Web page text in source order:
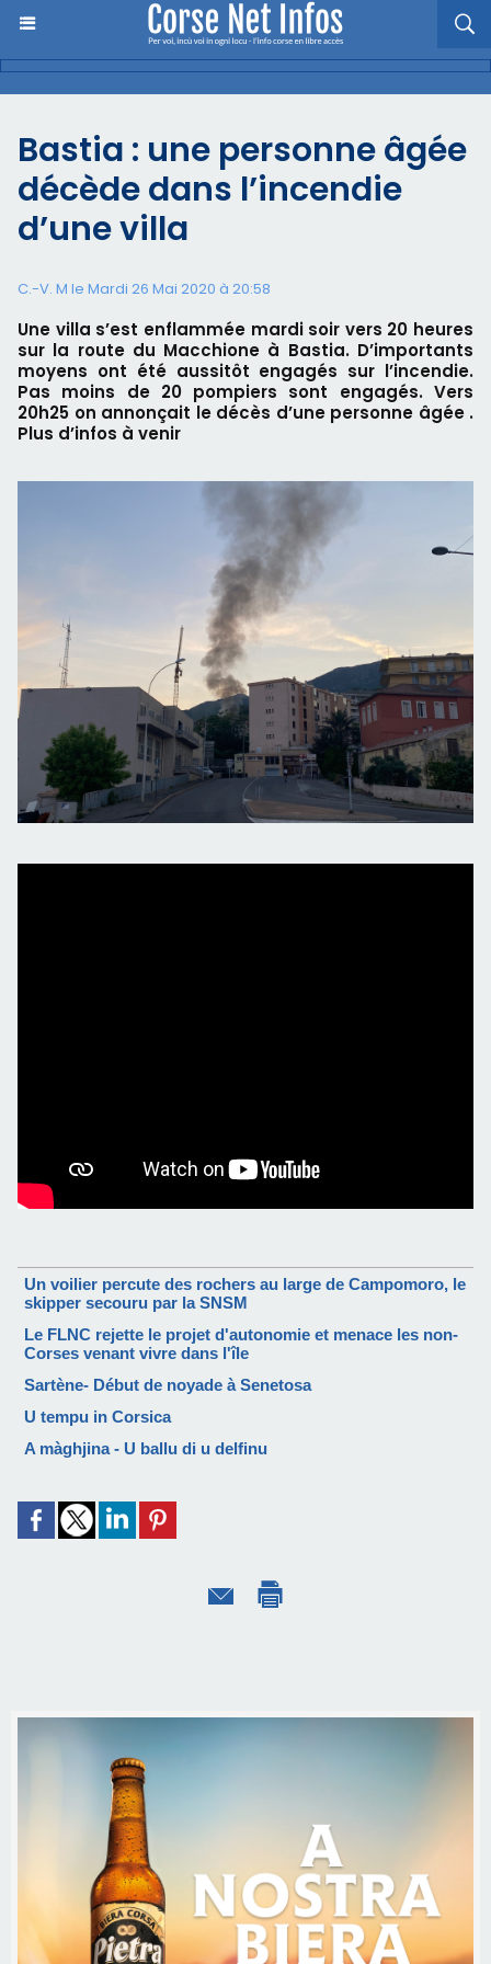
Bastia : une personne âgée
décède dans l’incendie
d’une villa
C.-V. M le Mardi 26 Mai 2020 à 20:58
Une villa s’est enflammée mardi soir vers 20 heures
sur la route du Macchione à Bastia. D’importants
moyens ont été aussitôt engagés sur l’incendie.
Pas moins de 20 pompiers sont engagés. Vers
20h25 on annonçait le décès d’une personne âgée .
Plus d’infos à venir
Un voilier percute des rochers au large de Campomoro, le
skipper secouru par la SNSM
Le FLNC rejette le projet d'autonomie et menace les non-
Corses venant vivre dans l'île
Sartène- Début de noyade à Senetosa
U tempu in Corsica
A màghjina - U ballu di u delfinu